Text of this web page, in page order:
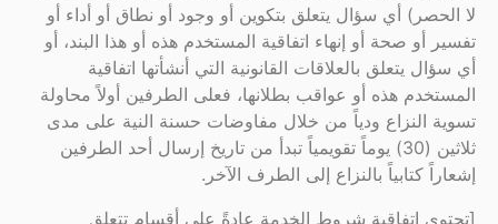
لا الحصر) أي سؤال يتعلق بتكوين أو وجود أو نطاق أو أداء أو
تفسير أو صحة أو إنهاء اتفاقية المستخدم هذه أو هذا البند، أو
أي سؤال يتعلق بالعلاقات القانونية التي أنشأتها اتفاقية
المستخدم هذه أو عواقب بطلانها، فعلى الطرفين أولاً محاولة
تسوية النزاع ودياً من خلال مفاوضات حسنة النية على مدى
ثلاثين (30) يوماً تقويمياً تبدأ من تاريخ إرسال أحد الطرفين
إشعاراً كتابياً بالنزاع إلى الطرف الآخر.
[تحتوي اتفاقية شروط الخدمة عادةً على أقسام تتعلق